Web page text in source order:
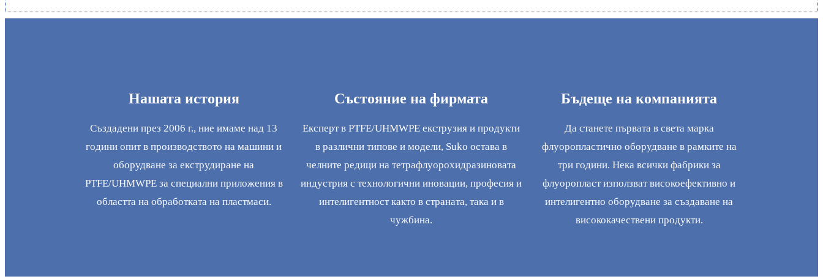
Нашата история
Създадени през 2006 г., ние имаме над 13
години опит в производството на машини и
оборудване за екструдиране на
PTFE/UHMWPE за специални приложения в
областта на обработката на пластмаси.
Състояние на фирмата
Експерт в PTFE/UHMWPE екструзия и продукти
в различни типове и модели, Suko остава в
челните редици на тетрафлуорохидразиновата
индустрия с технологични иновации, професия и
интелигентност както в страната, така и в
чужбина.
Бъдеще на компанията
Да станете първата в света марка
флуоропластично оборудване в рамките на
три години. Нека всички фабрики за
флуоропласт използват високоефективно и
интелигентно оборудване за създаване на
висококачествени продукти.